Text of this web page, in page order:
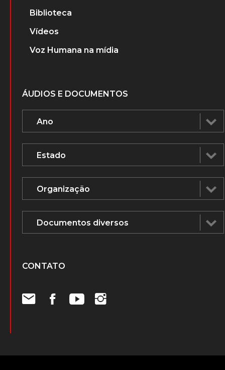
Biblioteca
Vídeos
Voz Humana na mídia
ÁUDIOS E DOCUMENTOS
CONTATO